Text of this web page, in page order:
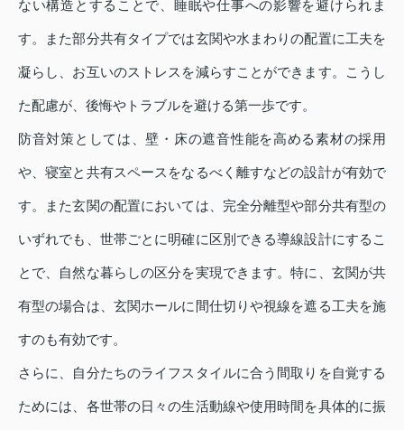
ない構造とすることで、睡眠や仕事への影響を避けられま
す。また部分共有タイプでは玄関や水まわりの配置に工夫を
凝らし、お互いのストレスを減らすことができます。こうし
た配慮が、後悔やトラブルを避ける第一歩です。
防音対策としては、壁・床の遮音性能を高める素材の採用
や、寝室と共有スペースをなるべく離すなどの設計が有効で
す。また玄関の配置においては、完全分離型や部分共有型の
いずれでも、世帯ごとに明確に区別できる導線設計にするこ
とで、自然な暮らしの区分を実現できます。特に、玄関が共
有型の場合は、玄関ホールに間仕切りや視線を遮る工夫を施
すのも有効です。
さらに、自分たちのライフスタイルに合う間取りを自覚する
ためには、各世帯の日々の生活動線や使用時間を具体的に振